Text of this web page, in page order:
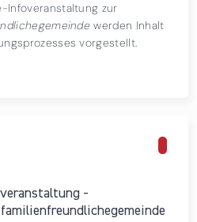
Infoveranstaltung zur
werden Inhalt
vorgestellt.
-